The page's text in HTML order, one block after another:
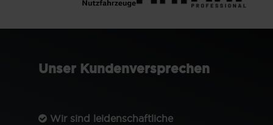
Unser Kundenversprechen
Wir sind leidenschaftliche